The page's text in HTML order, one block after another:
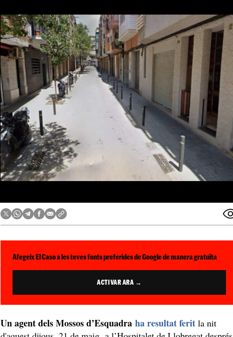
Afegeix El Caso a les teves fonts preferides de Google de manera gratuïta
ACTIVAR ARA →
Un agent dels Mossos d’Esquadraha resultat ferit la nit